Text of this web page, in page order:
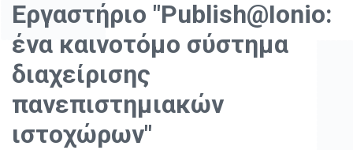
Εργαστήριο "Publish@Ionio:
ένα καινοτόμο σύστημα
διαχείρισης
πανεπιστημιακών
ιστοχώρων"